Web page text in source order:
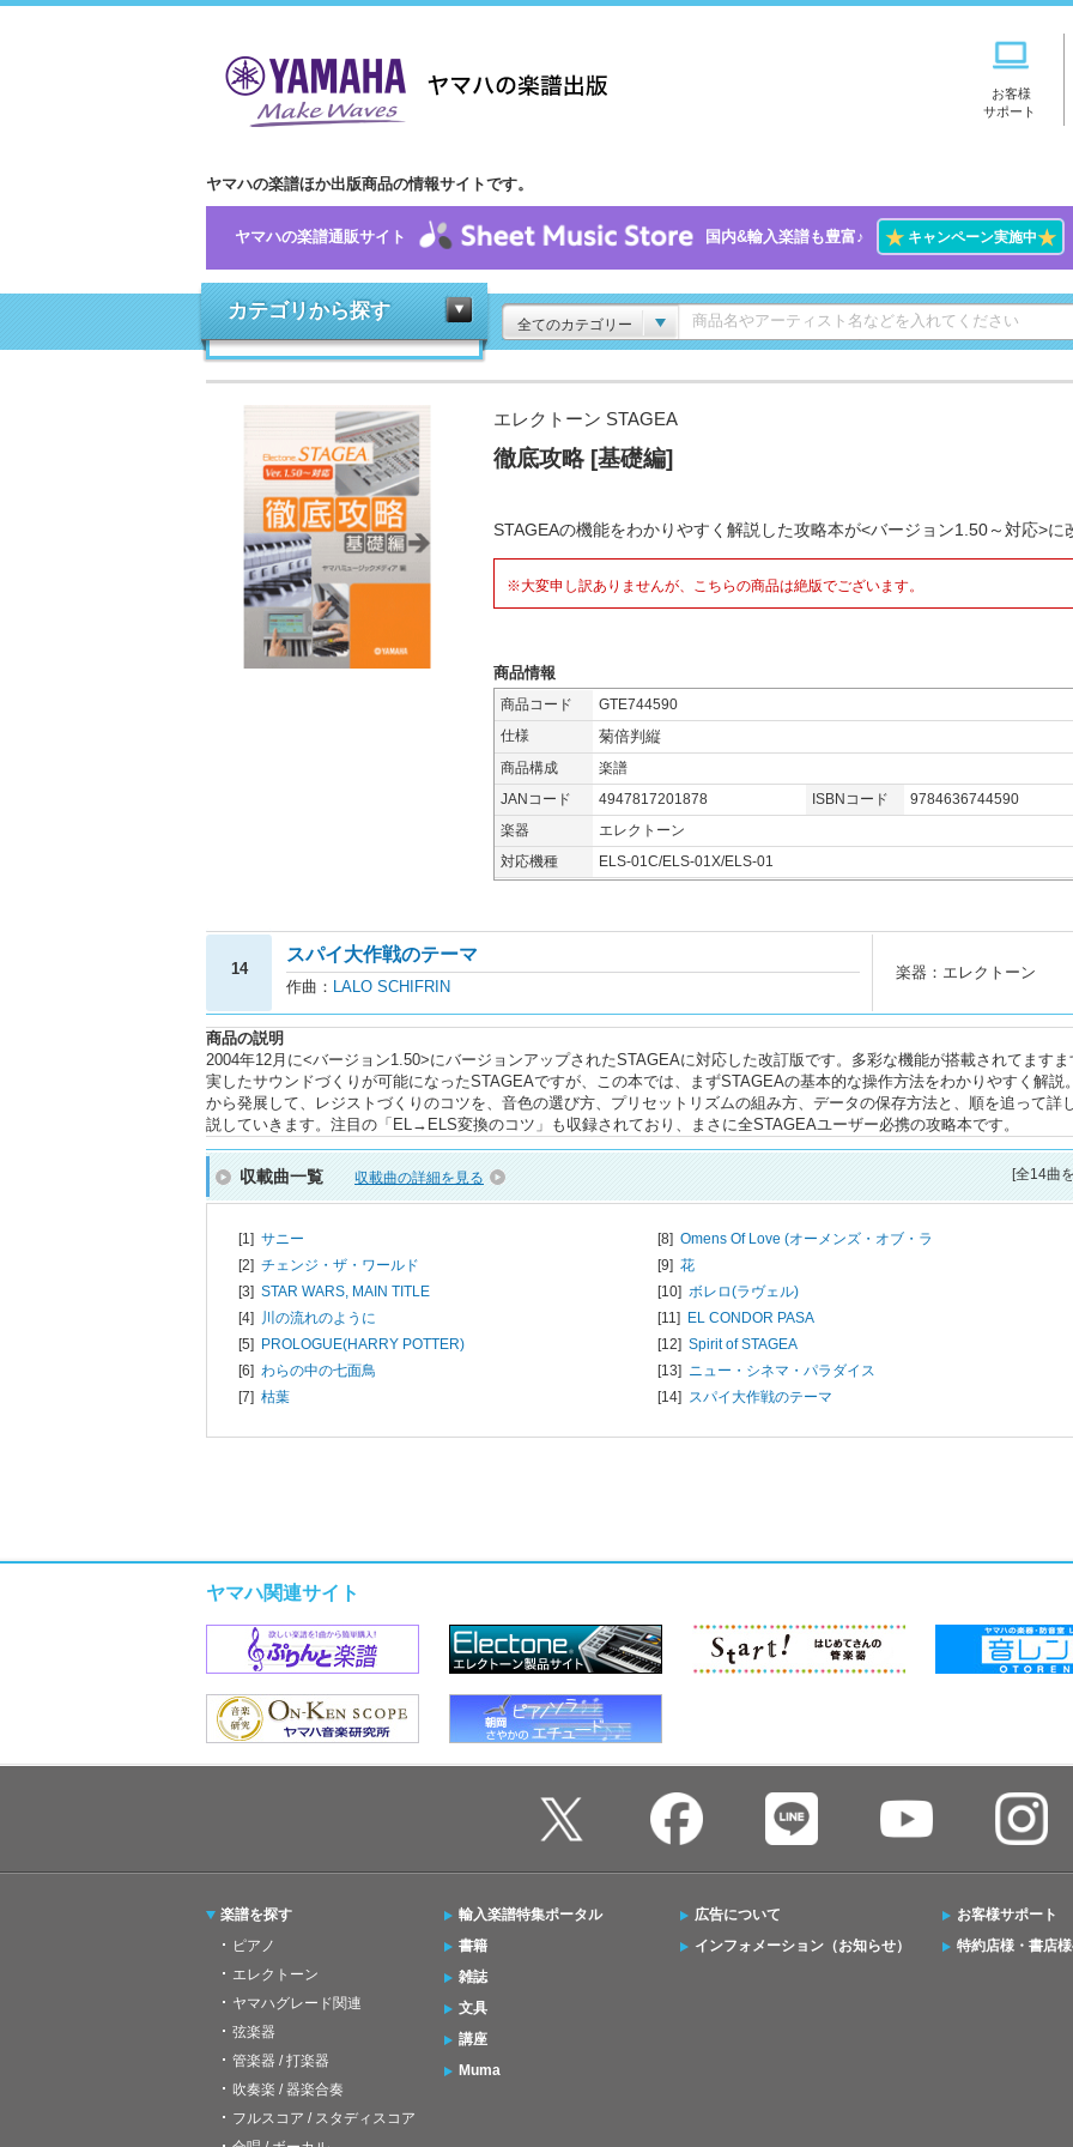
お客様
サポート
ヤマハの楽譜ほか出版商品の情報サイトです。
ヤマハの楽譜通販サイト 国内&輸入楽譜も豊富♪ ★キャンペーン実施中★
カテゴリから探す
全てのカテゴリー
エレクトーン STAGEA
徹底攻略 [基礎編]
STAGEAの機能をわかりやすく解説した攻略本が<バージョン1.50～対応>に
※大変申し訳ありませんが、こちらの商品は絶版でございます。
商品情報
商品コード
GTE744590
仕様
菊倍判縦
商品構成
楽譜
JANコード
4947817201878 ISBNコード
9784636744590
楽器
エレクトーン
対応機種
ELS-01C/ELS-01X/ELS-01
14
スパイ大作戦のテーマ
作曲： LALO SCHIFRIN
楽器：エレクトーン
商品の説明
2004年12月に<バージョン1.50>にバージョンアップされたSTAGEAに対応した改訂版です。多彩な機能が搭載されてますま
実したサウンドづくりが可能になったSTAGEAですが、この本では、まずSTAGEAの基本的な操作方法をわかりやすく解説
から発展して、レジストづくりのコツを、音色の選び方、プリセットリズムの組み方、データの保存方法と、順を追って詳
説していきます。注目の「EL→ELS変換のコツ」も収録されており、まさに全STAGEAユーザー必携の攻略本です。
収載曲一覧 収載曲の詳細を見る [全14曲
[1] サニー
[2] チェンジ・ザ・ワールド
[3] STAR WARS, MAIN TITLE
[4] 川の流れのように
[5] PROLOGUE(HARRY POTTER)
[6] わらの中の七面鳥
[7] 枯葉
[8] Omens Of Love (オーメンズ・オブ・ラ
[9] 花
[10] ボレロ(ラヴェル)
[11] EL CONDOR PASA
[12] Spirit of STAGEA
[13] ニュー・シネマ・パラダイス
[14] スパイ大作戦のテーマ
ヤマハ関連サイト
楽譜を探す
ピアノ
エレクトーン
ヤマハグレード関連
弦楽器
管楽器 / 打楽器
吹奏楽 / 器楽合奏
フルスコア / スタディスコア
輸入楽譜特集ポータル
書籍
雑誌
文具
講座
Muma
広告について
インフォメーション（お知らせ）
お客様サポート
特約店様・書店